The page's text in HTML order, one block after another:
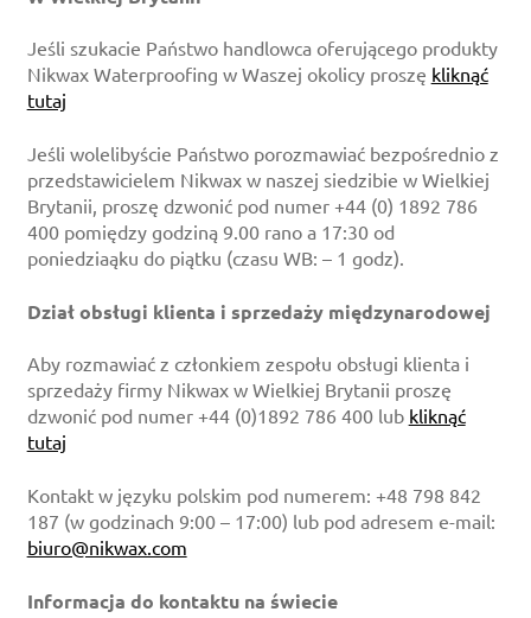
Jeśli szukacie Państwo handlowca oferującego produkty
Nikwax Waterproofing w Waszej okolicy proszę kliknąć
tutaj
Jeśli wolelibyście Państwo porozmawiać bezpośrednio z
przedstawicielem Nikwax w naszej siedzibie w Wielkiej
Brytanii, proszę dzwonić pod numer +44 (0) 1892 786
400 pomiędzy godziną 9.00 rano a 17:30 od
poniedziaąku do piątku (czasu WB: – 1 godz).
Dział obsługi klienta i sprzedaży międzynarodowej
Aby rozmawiać z członkiem zespołu obsługi klienta i
sprzedaży firmy Nikwax w Wielkiej Brytanii proszę
dzwonić pod numer +44 (0)1892 786 400 lub kliknąć
tutaj
Kontakt w języku polskim pod numerem: +48 798 842
187 (w godzinach 9:00 – 17:00) lub pod adresem e-mail:
biuro@nikwax.com
Informacja do kontaktu na świecie